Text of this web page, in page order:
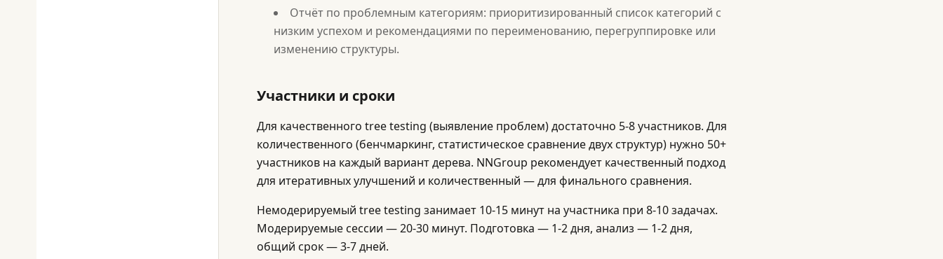
Отчёт по проблемным категориям: приоритизированный список категорий с
низким успехом и рекомендациями по переименованию, перегруппировке или
изменению структуры.
Участники и сроки
Для качественного tree testing (выявление проблем) достаточно 5-8 участников. Для
количественного (бенчмаркинг, статистическое сравнение двух структур) нужно 50+
участников на каждый вариант дерева. NNGroup рекомендует качественный подход
для итеративных улучшений и количественный — для финального сравнения.
Немодерируемый tree testing занимает 10-15 минут на участника при 8-10 задачах.
Модерируемые сессии — 20-30 минут. Подготовка — 1-2 дня, анализ — 1-2 дня,
общий срок — 3-7 дней.